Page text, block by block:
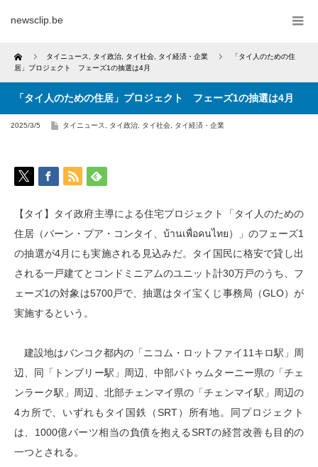
newsclip.be
Home タイニュース タイ政治 タイ社会 タイ経済・企業
「タイ人のための住
居」プロジェクト フェーズ1の抽選は4月
「タイ人のための住居」プロジェクト フェーズ1の抽選は4月
2025/3/5 タイニュース タイ政治 タイ社会 タイ経済・企業
【タイ】タイ政府主導による住宅プロジェクト「タイ人のための
住居（バーン・プア・コンタイ、บ้านเพื่อคนไทย）」のフェーズ1
の抽選が4月にも実施される見込みだ。タイ国民に格安で貸し出
される一戸建てとコンドミニアムのユニット計30万戸のうち、フ
ェーズ1の対象は5700戸で、抽選はタイ宝くじ事務局（GLO）が
実施するという。
建設地はバンコク都内の「ニコム・ロットファイ11キロ駅」周
辺、同「トンブリー駅」周辺、中部パトゥムターニー県の「チェ
ンラーク駅」周辺、北部チェンマイ県の「チェンマイ駅」周辺の
4カ所で、いずれもタイ国鉄（SRT）所有地。同プロジェクト
は、1000億バーツ相当の負債を抱えるSRTの経営改善も目的の
一つとされる。